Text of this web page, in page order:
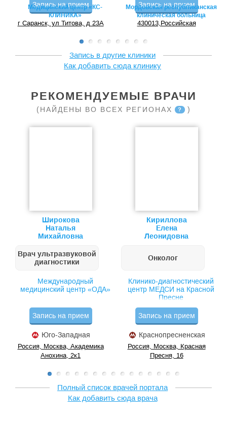
Медицинский центр «КС-
КЛИНИКА»
Запись на прием
г Саранск, ул Титова, д 23А
Мордовская республиканская
клиническая больница
Запись на прием
430013,Российская
ул.Победы, д. 14/5
Запись в другие клиники
Как добавить сюда клинику
РЕКОМЕНДУЕМЫЕ ВРАЧИ
(НАЙДЕНЫ ВО ВСЕХ РЕГИОНАХ ? )
Широкова
Наталья
Михайловна
Врач ультразвуковой
диагностики
Международный
медицинский центр «ОДА»
Запись на прием
Юго-Западная
Россия, Москва, Академика
Анохина, 2к1
Кириллова
Елена
Леонидовна
Онколог
Клинико-диагностический
центр МЕДСИ на Красной
Пресне
Запись на прием
Краснопресненская
Россия, Москва, Красная
Пресня, 16
Полный список врачей портала
Как добавить сюда врача